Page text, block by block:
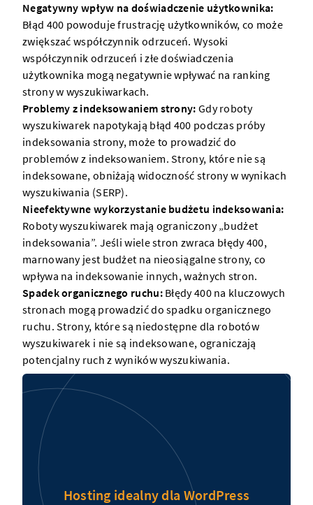
Negatywny wpływ na doświadczenie użytkownika:
Błąd 400 powoduje frustrację użytkowników, co może
zwiększać współczynnik odrzuceń. Wysoki
współczynnik odrzuceń i złe doświadczenia
użytkownika mogą negatywnie wpływać na ranking
strony w wyszukiwarkach.
Problemy z indeksowaniem strony: Gdy roboty
wyszukiwarek napotykają błąd 400 podczas próby
indeksowania strony, może to prowadzić do
problemów z indeksowaniem. Strony, które nie są
indeksowane, obniżają widoczność strony w wynikach
wyszukiwania (SERP).
Nieefektywne wykorzystanie budżetu indeksowania:
Roboty wyszukiwarek mają ograniczony „budżet
indeksowania”. Jeśli wiele stron zwraca błędy 400,
marnowany jest budżet na nieosiągalne strony, co
wpływa na indeksowanie innych, ważnych stron.
Spadek organicznego ruchu:Błędy 400 na kluczowych
stronach mogą prowadzić do spadku organicznego
ruchu. Strony, które są niedostępne dla robotów
wyszukiwarek i nie są indeksowane, ograniczają
potencjalny ruch z wyników wyszukiwania.
Hosting idealny dla WordPress